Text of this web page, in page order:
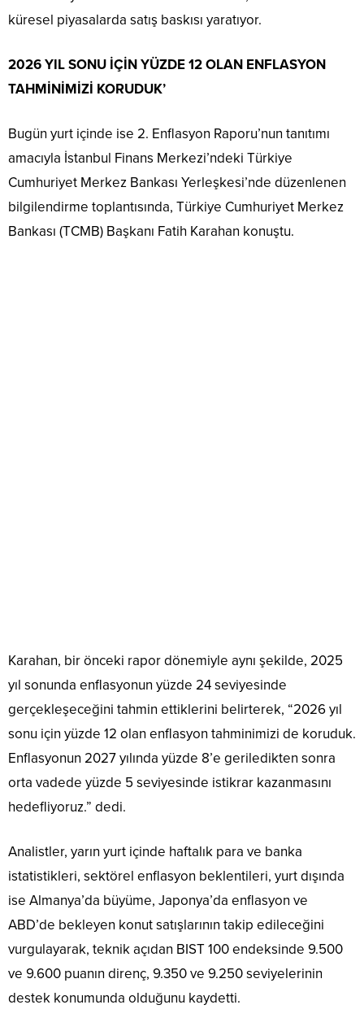
küresel piyasalarda satış baskısı yaratıyor.
2026 YIL SONU İÇİN YÜZDE 12 OLAN ENFLASYON
TAHMİNİMİZİ KORUDUK’
Bugün yurt içinde ise 2. Enflasyon Raporu’nun tanıtımı
amacıyla İstanbul Finans Merkezi’ndeki Türkiye
Cumhuriyet Merkez Bankası Yerleşkesi’nde düzenlenen
bilgilendirme toplantısında, Türkiye Cumhuriyet Merkez
Bankası (TCMB) Başkanı Fatih Karahan konuştu.
Karahan, bir önceki rapor dönemiyle aynı şekilde, 2025
yıl sonunda enflasyonun yüzde 24 seviyesinde
gerçekleşeceğini tahmin ettiklerini belirterek, “2026 yıl
sonu için yüzde 12 olan enflasyon tahminimizi de koruduk.
Enflasyonun 2027 yılında yüzde 8’e geriledikten sonra
orta vadede yüzde 5 seviyesinde istikrar kazanmasını
hedefliyoruz.” dedi.
Analistler, yarın yurt içinde haftalık para ve banka
istatistikleri, sektörel enflasyon beklentileri, yurt dışında
ise Almanya’da büyüme, Japonya’da enflasyon ve
ABD’de bekleyen konut satışlarının takip edileceğini
vurgulayarak, teknik açıdan BIST 100 endeksinde 9.500
ve 9.600 puanın direnç, 9.350 ve 9.250 seviyelerinin
destek konumunda olduğunu kaydetti.